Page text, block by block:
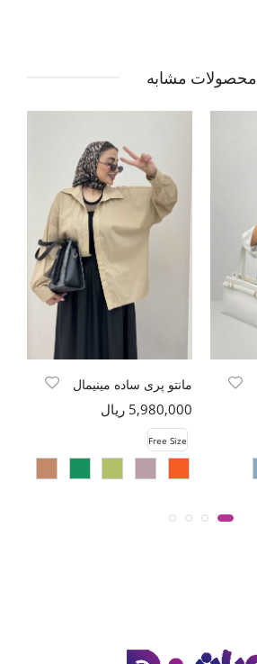
محصولات مشابه
مانتو پری ساده مینیمال
5,980,000 ریال
Free Size